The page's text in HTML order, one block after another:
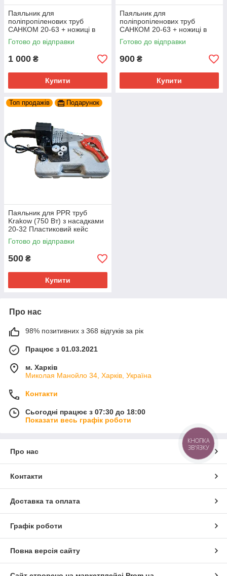
Паяльник для
поліпропіленових труб
САНКОМ 20-63 + ножиці в
подарунок
Готово до відправки
1 000 ₴
Купити
Паяльник для
поліпропіленових труб
САНКОМ 20-63 + ножиці в
подарунок
Готово до відправки
900 ₴
Купити
Топ продажів Подарунок
Паяльник для PPR труб
Krakow (750 Вт) з насадками
20-32 Пластиковий кейс
(НОЖНІЦІ У ПОДАРУНОК)
Готово до відправки
500 ₴
Купити
Про нас
98% позитивних з 368 відгуків за рік
Працює з 01.03.2021
м. Харків
Миколая Манойло 34, Харків, Україна
Контакти
Сьогодні працює з 07:30 до 18:00
Показати весь графік роботи
Про нас
Контакти
Доставка та оплата
Графік роботи
Повна версія сайту
КНОПКА
ЗВ'ЯЗКУ